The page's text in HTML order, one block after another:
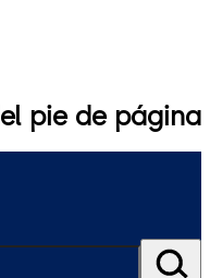
pie de página